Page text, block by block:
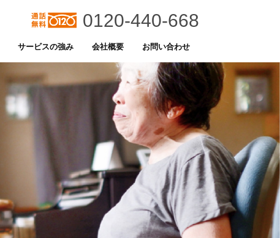
0120-440-668
サービスの強み 会社概要 お問い合わせ